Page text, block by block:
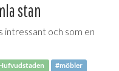
stan
intressant och som en
#möbler